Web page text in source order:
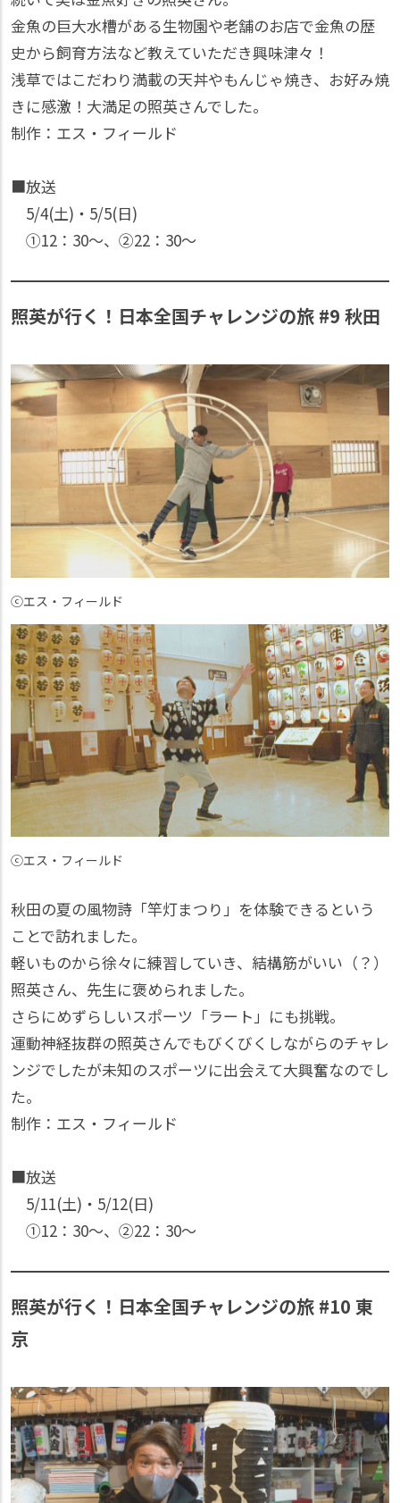
金魚の巨大水槽がある生物園や老舗のお店で金魚の歴
史から飼育方法など教えていただき興味津々！
浅草ではこだわり満載の天丼やもんじゃ焼き、お好み焼
きに感激！大満足の照英さんでした。
制作：エス・フィールド
■放送
5/4(土)・5/5(日)
①12：30〜、②22：30〜
照英が行く！日本全国チャレンジの旅 #9 秋田
ⓒエス・フィールド
ⓒエス・フィールド
秋田の夏の風物詩「竿灯まつり」を体験できるという
ことで訪れました。
軽いものから徐々に練習していき、結構筋がいい（？）
照英さん、先生に褒められました。
さらにめずらしいスポーツ「ラート」にも挑戦。
運動神経抜群の照英さんでもびくびくしながらのチャレ
ンジでしたが未知のスポーツに出会えて大興奮なのでし
た。
制作：エス・フィールド
■放送
5/11(土)・5/12(日)
①12：30〜、②22：30〜
照英が行く！日本全国チャレンジの旅 #10 東
京